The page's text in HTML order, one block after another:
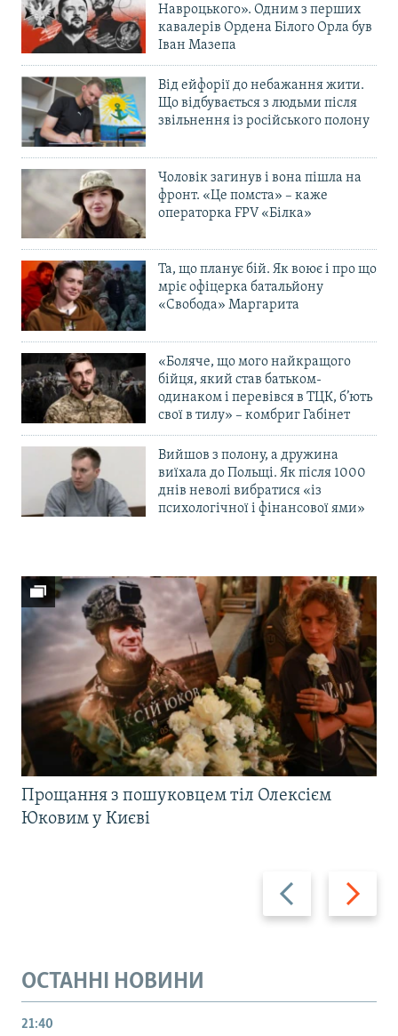
Навроцького». Одним з перших
кавалерів Ордена Білого Орла був
Іван Мазепа
Від ейфорії до небажання жити.
Що відбувається з людьми після
звільнення із російського полону
Чоловік загинув і вона пішла на
фронт. «Це помста» – каже
операторка FPV «Білка»
Та, що планує бій. Як воює і про що
мріє офіцерка батальйону
«Свобода» Маргарита
«Боляче, що мого найкращого
бійця, який став батьком-
одинаком і перевівся в ТЦК, б’ють
свої в тилу» – комбриг Габінет
Вийшов з полону, а дружина
виїхала до Польщі. Як після 1000
днів неволі вибратися «із
психологічної і фінансової ями»
Назад Вперед
Прощання з пошуковцем тіл Олексієм
Юковим у Києві
ОСТАННІ НОВИНИ
21:40